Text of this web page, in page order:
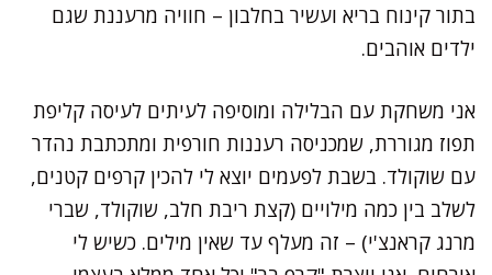
בתור קינוח בריא ועשיר בחלבון – חוויה מרעננת שגם
ילדים אוהבים.
אני משחקת עם הבלילה ומוסיפה לעיתים לעיסה קליפת
תפוז מגוררת, שמכניסה רעננות חורפית ומתכתבת נהדר
עם שוקולד. בשבת לפעמים יוצא לי להכין קרפים קטנים,
לשלב בין כמה מילויים (קצת ריבת חלב, שוקולד, שברי
מרנג קראנצ'י) – זה מעלף עד שאין מילים. כשיש לי